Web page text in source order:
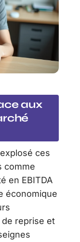
aux
ces
comme
en EBITDA
économique
reprise et